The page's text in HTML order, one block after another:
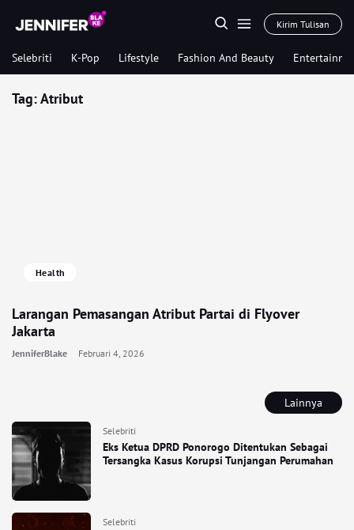
Kirim Tulisan
Selebriti K-Pop Lifestyle Fashion And Beauty
Lainnya
Selebriti
Eks Ketua DPRD Ponorogo Ditentukan Sebagai
Tersangka Kasus Korupsi Tunjangan Perumahan
Selebriti
Tag:Atribut
Health
Larangan Pemasangan Atribut Partai di Flyover
Jakarta
JenniferBlake Februari 4, 2026